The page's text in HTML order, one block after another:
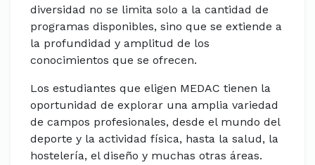
diversidad no se limita solo a la cantidad de
programas disponibles, sino que se extiende a
la profundidad y amplitud de los
conocimientos que se ofrecen.
Los estudiantes que eligen MEDAC tienen la
oportunidad de explorar una amplia variedad
de campos profesionales, desde el mundo del
deporte y la actividad física, hasta la salud, la
hostelería, el diseño y muchas otras áreas.